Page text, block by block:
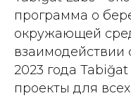
программа о
окружающей
взаимодействии
2023 года
проекты для